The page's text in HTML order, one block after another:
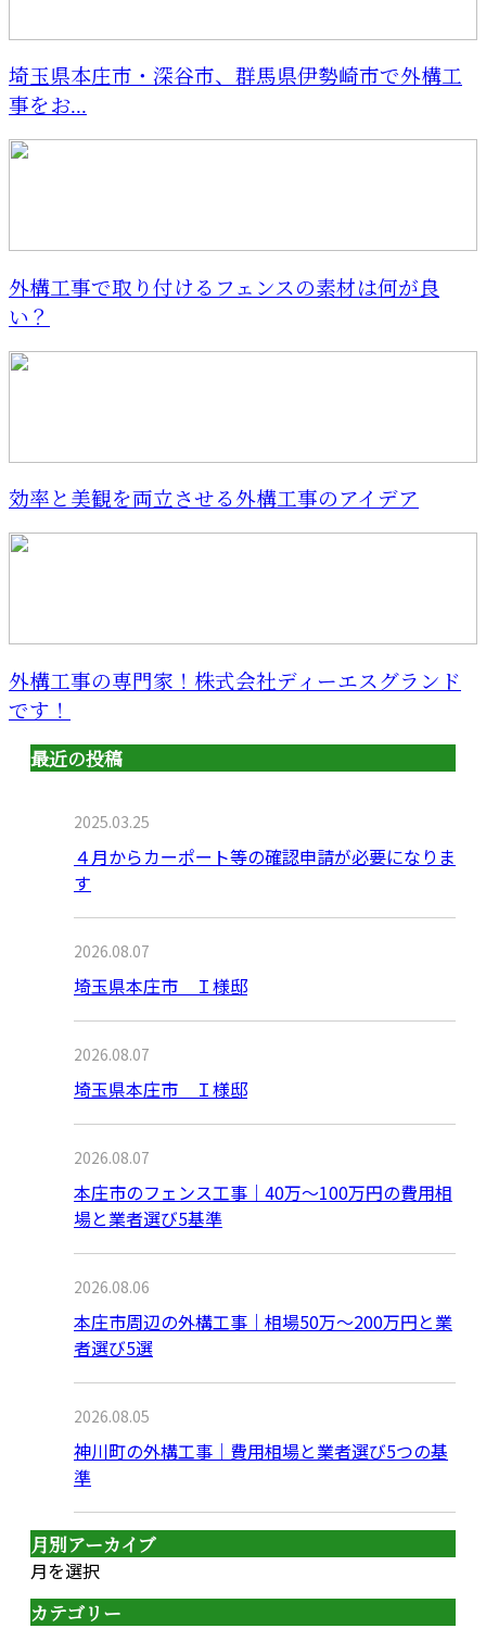
埼玉県本庄市・深谷市、群馬県伊勢崎市で外構工
事をお...
外構工事で取り付けるフェンスの素材は何が良
い？
効率と美観を両立させる外構工事のアイデア
外構工事の専門家！株式会社ディーエスグランド
です！
最近の投稿
2025.03.25
４月からカーポート等の確認申請が必要になりま
す
2026.08.07
埼玉県本庄市 Ｉ様邸
2026.08.07
埼玉県本庄市 Ｉ様邸
2026.08.07
本庄市のフェンス工事｜40万〜100万円の費用相
場と業者選び5基準
2026.08.06
本庄市周辺の外構工事｜相場50万〜200万円と業
者選び5選
2026.08.05
神川町の外構工事｜費用相場と業者選び5つの基
準
月別アーカイブ
月を選択
カテゴリー